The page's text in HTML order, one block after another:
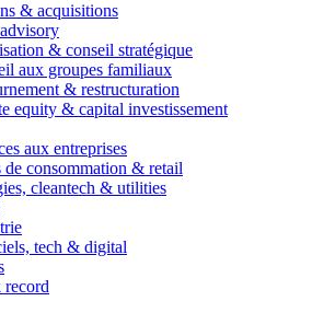
& acquisitions
& conseil stratégique
aux groupes familiaux
& restructuration
equity & capital investissement
aux entreprises
de consommation & retail
cleantech & utilities
tech & digital
record